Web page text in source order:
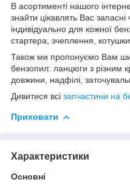
В асортименті нашого
знайти цікавлять Вас
індивідуально для кожної
стартера, зчеплення,
Також ми пропонуємо Вам
бензопил: ланцюги з різним
довжини, надфілі,
Дивитися всі запчастини на
Приховати
Характеристики
Основні